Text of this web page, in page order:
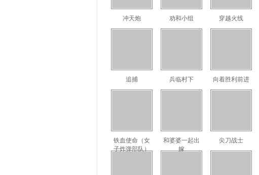
冲天炮 劝和小组 穿越火线
追捕 兵临村下 向着胜利前进
铁血使命（女
子炸弹部队）
和婆婆一起出
嫁
尖刀战士